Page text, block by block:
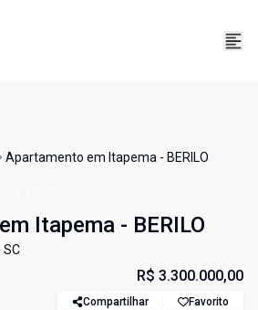
Apartamento em Itapema - BERILO
Itapema - BERILO
SC
R$ 3.300.000,00
Compartilhar Favorito